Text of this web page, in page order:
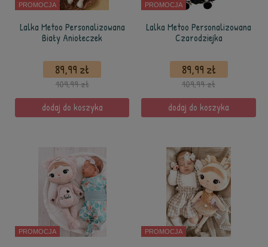
PROMOCJA
Lalka Metoo Personalizowana
Biały Aniołeczek
89,99 zł
109,99 zł
dodaj do koszyka
PROMOCJA
Lalka Metoo Personalizowana
Czarodziejka
89,99 zł
109,99 zł
dodaj do koszyka
PROMOCJA PROMOCJA